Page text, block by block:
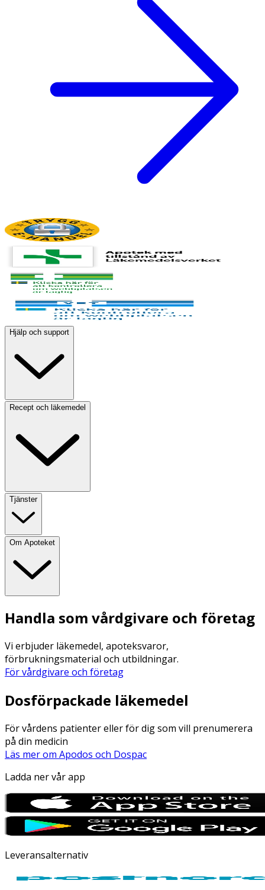
Hjälp och support
Recept och läkemedel
Tjänster
Om Apoteket
Handla som vårdgivare och företag
Vi erbjuder läkemedel, apoteksvaror,
förbrukningsmaterial och utbildningar.
För vårdgivare och företag
Dosförpackade läkemedel
För vårdens patienter eller för dig som vill prenumerera
på din medicin
Läs mer om Apodos och Dospac
Ladda ner vår app
Leveransalternativ